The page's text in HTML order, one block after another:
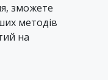
зможете
методів
на